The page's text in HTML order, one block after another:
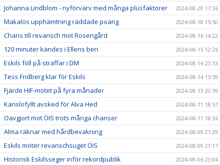
Johanna Lindblom - nyförvärv med många plusfaktorer 2024-08-20 17:36
Makalös upphämtning räddade poäng 2024-08-18 15:50
Chans till revansch mot Rosengård 2024-08-16 14:22
120 minuter kändes i Ellens ben 2024-08-15 12:26
Eskils föll på straffar i DM 2024-08-14 23:33
Tess Fridberg klar för Eskils 2024-08-14 15:59
Fjärde HIF-mötet på fyra månader 2024-08-13 20:39
Känslofyllt avsked för Alva Hed 2024-08-11 18:57
Oavgjort mot ÖIS trots många chanser 2024-08-11 18:36
Alma räknar med hårdbevakning 2024-08-09 21:29
Eskils möter revanschsuget ÖIS 2024-08-09 21:17
Historisk Eskilsseger inför rekordpublik 2024-08-06 23:04